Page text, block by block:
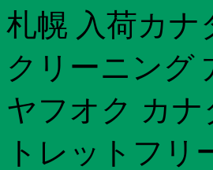
札幌 入荷カ
クリーニング
ヤフオク カ
トレットフ